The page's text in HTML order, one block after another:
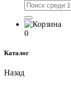
0
Каталог
Назад